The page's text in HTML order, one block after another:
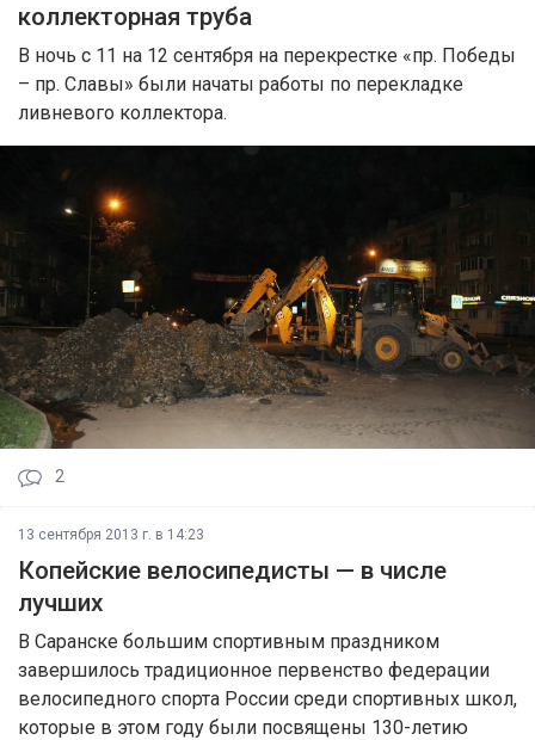
коллекторная труба
В ночь с 11 на 12 сентября на перекрестке «пр. Победы
– пр. Славы» были начаты работы по перекладке
ливневого коллектора.
2
13 сентября 2013 г. в 14:23
Копейские велосипедисты — в числе
лучших
В Саранске большим спортивным праздником
завершилось традиционное первенство федерации
велосипедного спорта России среди спортивных школ,
которые в этом году были посвящены 130-летию